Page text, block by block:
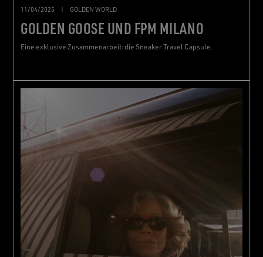
11/04/2025 GOLDEN WORLD
GOLDEN GOOSE UND FPM MILANO
Eine exklusive Zusammenarbeit: die Sneaker Travel Capsule.